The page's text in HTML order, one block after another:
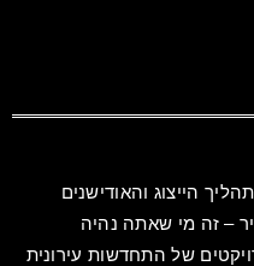
הייצוג והאודישנים
של התחדשות עירונית